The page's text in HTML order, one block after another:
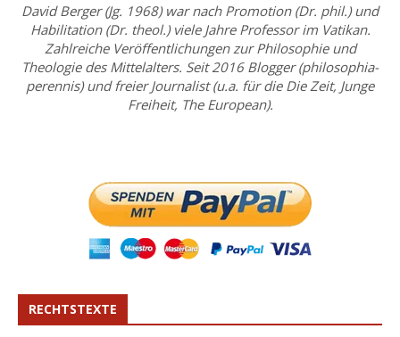
David Berger (Jg. 1968) war nach Promotion (Dr. phil.) und
Habilitation (Dr. theol.) viele Jahre Professor im Vatikan.
Zahlreiche Veröffentlichungen zur Philosophie und
Theologie des Mittelalters. Seit 2016 Blogger (philosophia-
perennis) und freier Journalist (u.a. für die Die Zeit, Junge
Freiheit, The European).
RECHTSTEXTE